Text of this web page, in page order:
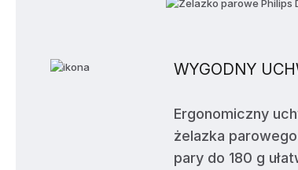
WYGODNY
Ergonomiczny
żelazka
pary do 180 g